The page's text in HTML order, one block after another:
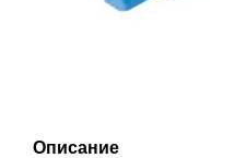
Описание